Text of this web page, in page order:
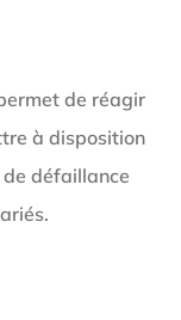
de réagir
à disposition
défaillance